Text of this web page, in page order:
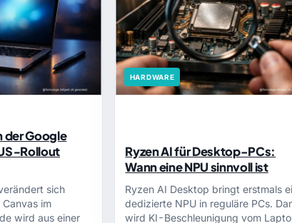
der Google
sich
im
wird aus einer
HARDWARE
Ryzen AI für Desktop-PCs:
Wann eine NPU sinnvoll ist
Ryzen AI Desktop bringt erstmals
dedizierte NPU in reguläre PCs.
wird KI-Beschleunigung vom